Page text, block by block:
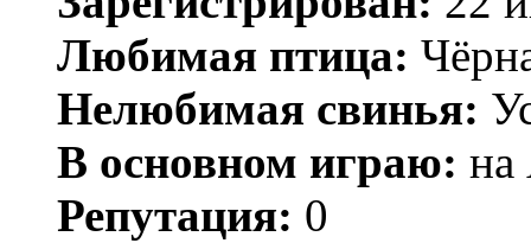
Любимая птица:
Нелюбимая свинья:
В основном играю: на
Репутация: 0